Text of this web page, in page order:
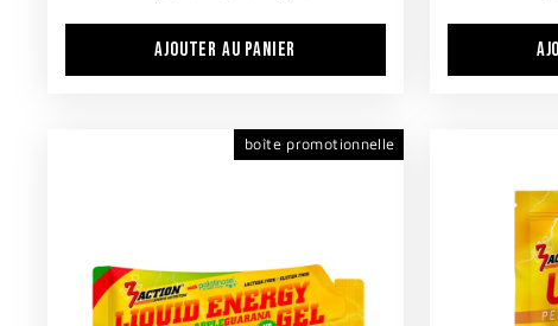
AJOUTER AU PANIER
boîte promotionnelle